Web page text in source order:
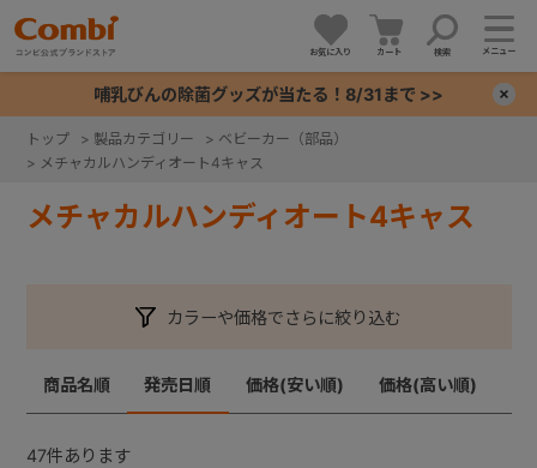
お気に入り カート 検索 メニュー
哺乳びんの除菌グッズが当たる！8/31まで >>
トップ > 製品カテゴリー > ベビーカー（部品）
> メチャカルハンディオート4キャス
メチャカルハンディオート4キャス
カラーや価格でさらに絞り込む
商品名順 発売日順 価格(安い順) 価格(高い順)
47件あります